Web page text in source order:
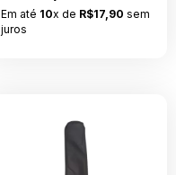
Em até 10x de R$17,90 sem
juros